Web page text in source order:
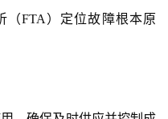
（FTA）定位故障根本原